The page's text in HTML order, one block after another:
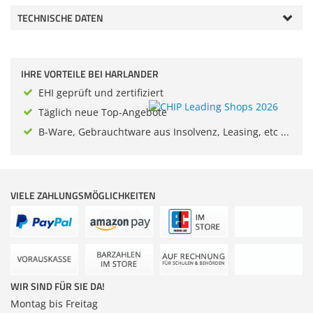
TECHNISCHE DATEN
IHRE VORTEILE BEI HARLANDER
EHI geprüft und zertifiziert
Täglich neue Top-Angebote
B-Ware, Gebrauchtware aus Insolvenz, Leasing, etc ...
VIELE ZAHLUNGSMÖGLICHKEITEN
WIR SIND FÜR SIE DA!
Montag bis Freitag